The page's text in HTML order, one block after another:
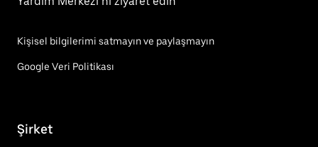
Kişisel bilgilerimi satmayın ve paylaşmayın
Google Veri Politikası
Şirket